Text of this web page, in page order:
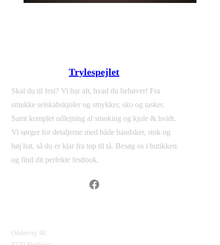
Trylespejlet
Skal du til fest? Vi har alt, hvad du behøver! Fra
smukke selskabskjoler og smykker, sko og tasker.
Samt komplet udlejning af smoking og kjole & hvidt.
Vi sørger for detaljerne med både handsker, stok og
høj hat, så du er klar fra top til tå. Besøg os i butikken
og find dit perfekte festlook.
Facebook
Oddervej 40